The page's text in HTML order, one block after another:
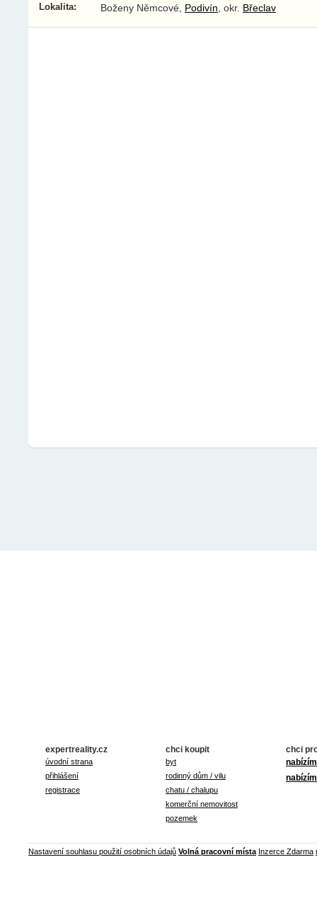
Lokalita: Boženy Němcové, Podivín , okr. Břeclav
expertreality.cz
úvodní strana
přihlášení
registrace
chci koupit
byt
rodinný dům / vilu
chatu / chalupu
komerční nemovitost
pozemek
chci
Nastavení souhlasu použití osobních údajů Volná pracovní místa Inzerce Zdarma